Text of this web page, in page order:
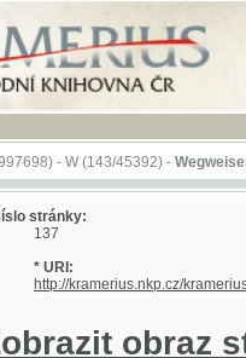
-W (143/45392)-Wegweiser durch
137
* URI:
http://kramerius.nkp.cz/kramerius/